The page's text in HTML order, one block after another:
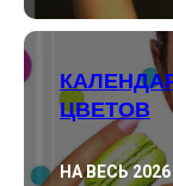
ЦВЕТОВ
НА ВЕСЬ